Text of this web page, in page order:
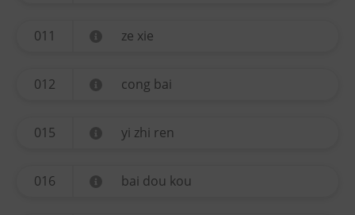
011 ze xie
012 cong bai
015 yi zhi ren
016 bai dou kou